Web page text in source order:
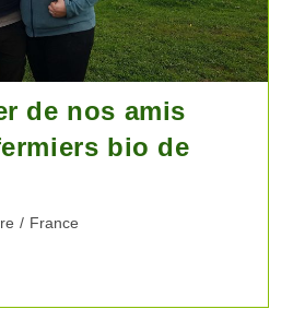
de nos amis
bio de
/ France